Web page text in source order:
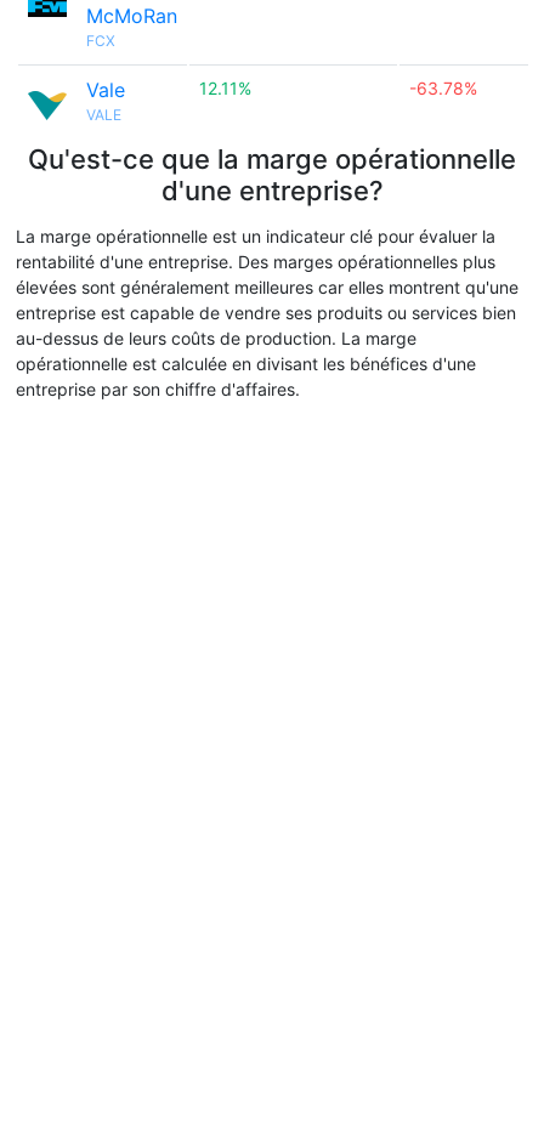
McMoRan
FCX
Vale
VALE
12.11% -63.78%
Qu'est-ce que la marge opérationnelle
d'une entreprise?
La marge opérationnelle est un indicateur clé pour évaluer la
rentabilité d'une entreprise. Des marges opérationnelles plus
élevées sont généralement meilleures car elles montrent qu'une
entreprise est capable de vendre ses produits ou services bien
au-dessus de leurs coûts de production. La marge
opérationnelle est calculée en divisant les bénéfices d'une
entreprise par son chiffre d'affaires.